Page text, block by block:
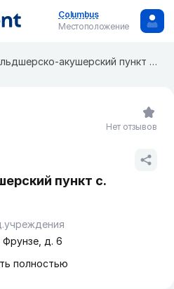
Columbus
Местоположение
Фельдшерско-акушерский пункт с. Первороссийское
пункт с.
Фрунзе, д. 6
полностью
Нет отзывов